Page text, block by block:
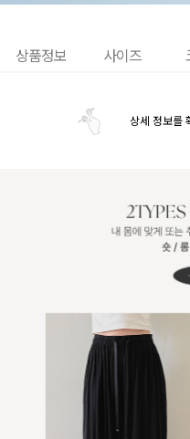
상품정보 사이즈
상세 정보를